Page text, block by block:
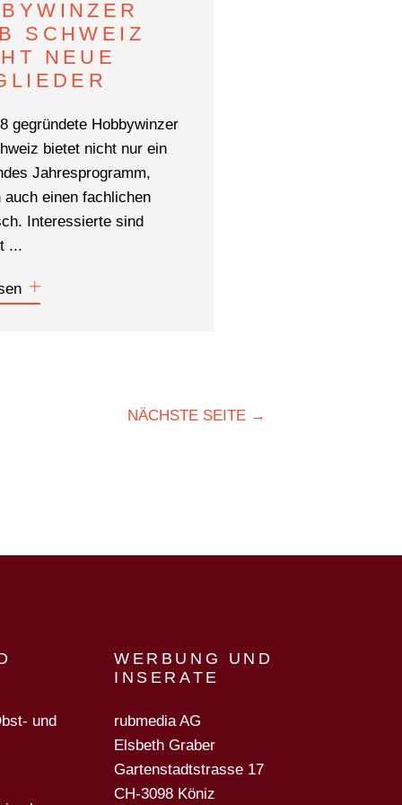
SCHWEIZ
NEUE
gegründete Hobbywinzer
bietet nicht nur ein
Jahresprogramm,
auch einen fachlichen
Interessierte sind
...
NÄCHSTE SEITE →
und
WERBUNG UND
INSERATE
rubmedia AG
Elsbeth Graber
Gartenstadtstrasse 17
CH-3098 Köniz